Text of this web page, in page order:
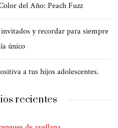
del Año: Peach Fuzz
y recordar para siempre
único
a tus hijos adolescentes.
recientes